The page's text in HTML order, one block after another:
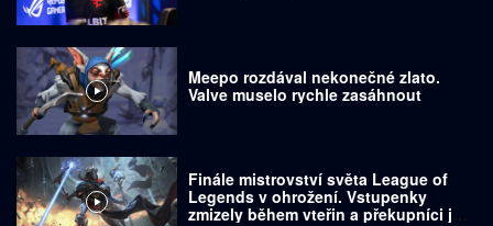
Meepo rozdával nekonečné zlato.
Valve muselo rychle zasáhnout
Finále mistrovství světa League of
Legends v ohrožení. Vstupenky
zmizely během vteřin a překupníci je